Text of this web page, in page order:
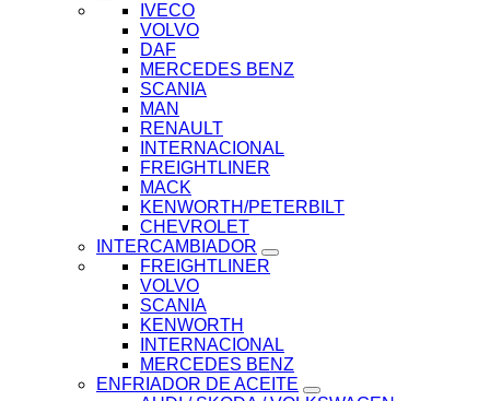
IVECO
VOLVO
DAF
MERCEDES BENZ
SCANIA
MAN
RENAULT
INTERNACIONAL
FREIGHTLINER
MACK
KENWORTH/PETERBILT
CHEVROLET
INTERCAMBIADOR
FREIGHTLINER
VOLVO
SCANIA
KENWORTH
INTERNACIONAL
MERCEDES BENZ
ENFRIADOR DE ACEITE